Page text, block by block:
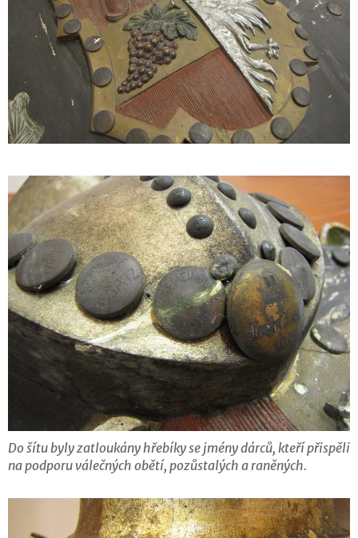
Do šítu byly zatloukány hřebíky se jmény dárců, kteří přispěli
na podporu válečných obětí, pozůstalých a raněných.